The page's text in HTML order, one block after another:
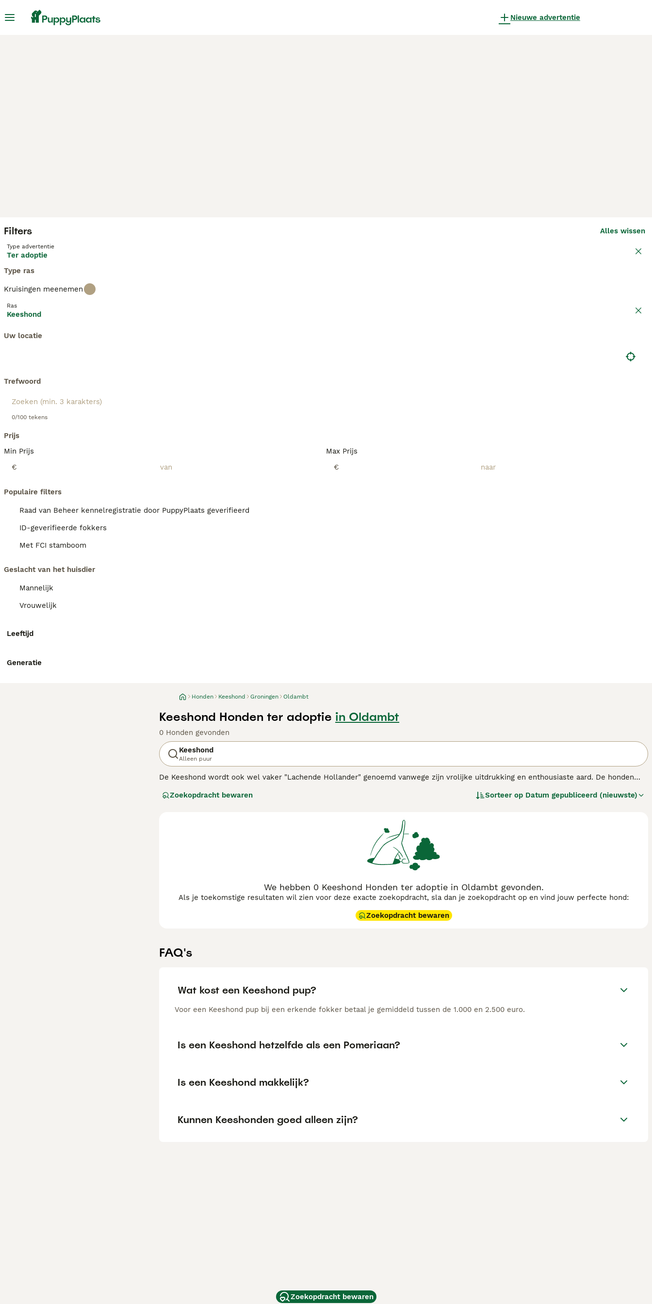
Nieuwe advertentie
Filters Alles wissen
Type advertentie
Ter adoptie
Type ras
Kruisingen meenemen
Ras
Keeshond
Uw locatie
Trefwoord
0/100 tekens
Prijs
Min Prijs
€
Max Prijs
€
Populaire filters
Raad van Beheer kennelregistratie door PuppyPlaats geverifieerd
ID-geverifieerde fokkers
Met FCI stamboom
Geslacht van het huisdier
Mannelijk
Vrouwelijk
Leeftijd
Generatie
Honden Keeshond Groningen Oldambt
Keeshond Honden ter adoptie in Oldambt
0 Honden gevonden
Keeshond
Alleen puur
De Keeshond wordt ook wel vaker "Lachende Hollander" genoemd vanwege zijn vrolijke uitdrukking en enthousiaste aard. De honden
verschijning en een weelderige, dichte, dubbele vacht die hen een uitstekende bescherming biedt tegen alles seizoenen.
Zoekopdracht bewaren Sorteer op Datum gepubliceerd (nieuwste)
We hebben 0 Keeshond Honden ter adoptie in Oldambt gevonden.
Als je toekomstige resultaten wil zien voor deze exacte zoekopdracht, sla dan je zoekopdracht op en vind jouw perfecte hond:
Zoekopdracht bewaren
FAQ's
Wat kost een Keeshond pup?
Voor een Keeshond pup bij een erkende fokker betaal je gemiddeld tussen de 1.000 en 2.500 euro.
Is een Keeshond hetzelfde als een Pomeriaan?
Is een Keeshond makkelijk?
Kunnen Keeshonden goed alleen zijn?
Zoekopdracht bewaren